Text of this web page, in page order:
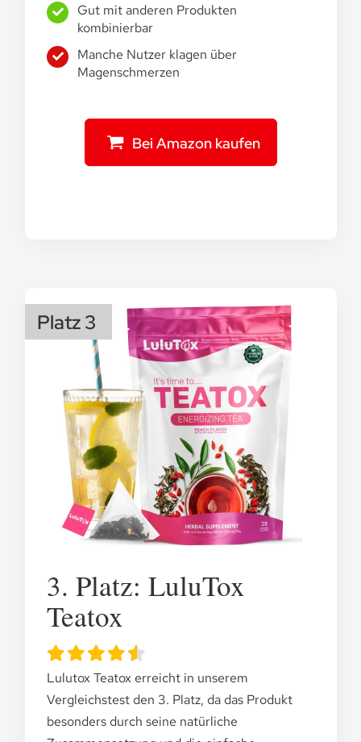
Gut mit anderen Produkten
kombinierbar
Manche Nutzer klagen über
Magenschmerzen
Bei Amazon kaufen
Platz 3
3. Platz: LuluTox
Teatox
Lulutox Teatox erreicht in unserem
Vergleichstest den 3. Platz, da das Produkt
besonders durch seine natürliche